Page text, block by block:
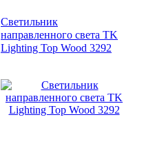
Светильник
направленного света TK
Lighting Top Wood 3292